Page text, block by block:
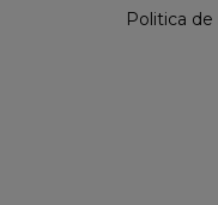
Politica